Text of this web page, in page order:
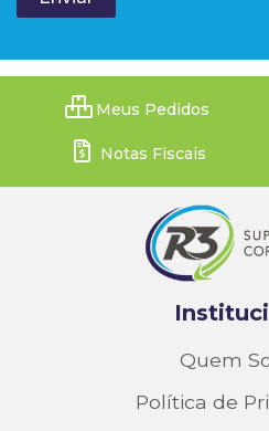
Meus Pedidos
Notas Fiscais
Quem
Política de